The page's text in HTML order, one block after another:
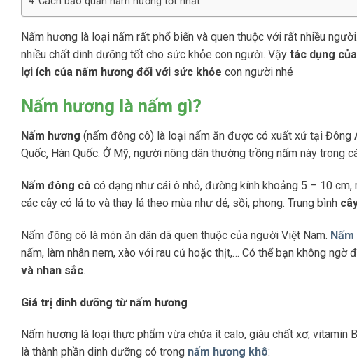
Nấm hương là loại nấm rất phổ biến và quen thuộc với rất nhiều
nhiều chất dinh dưỡng tốt cho sức khỏe con người. Vậy tác dụng
lợi ích của nấm hương đối với sức khỏe con người nhé
Nấm hương là nấm gì?
Nấm hương (nấm đông cô) là loại nấm ăn được có xuất xứ tại Đông
Quốc, Hàn Quốc. Ở Mỹ, người nông dân thường trồng nấm này trong
Nấm đông cô có dạng như cái ô nhỏ, đường kính khoảng 5 – 10
các cây có lá to và thay lá theo mùa như dẻ, sồi, phong. Trung bình
Nấm đông cô là món ăn dân dã quen thuộc của người Việt Nam. Nấm
nấm, làm nhân nem, xào với rau củ hoặc thịt,… Có thể bạn không ngờ
và nhan sắc.
Giá trị dinh dưỡng từ nấm hương
Nấm hương là loại thực phẩm vừa chứa ít calo, giàu chất xơ,
là thành phần dinh dưỡng có trong nấm hương khô: